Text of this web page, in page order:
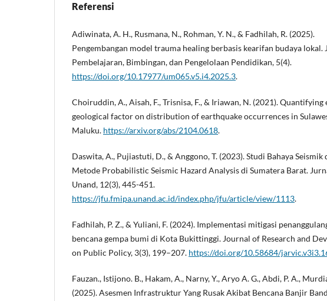
Referensi
Adiwinata, A. H., Rusmana, N., Rohman, Y. N., & Fadhilah, R. (2025).
Pengembangan model trauma healing berbasis kearifan budaya lokal.
Pembelajaran, Bimbingan, dan Pengelolaan Pendidikan, 5(4).
https://doi.org/10.17977/um065.v5.i4.2025.3.
Choiruddin, A., Aisah, F., Trisnisa, F., & Iriawan, N. (2021).
geological factor on distribution of earthquake occurrences in
Maluku. https://arxiv.org/abs/2104.0618.
Daswita, A., Pujiastuti, D., & Anggono, T. (2023). Studi Bahaya Seismik
Metode Probabilistic Seismic Hazard Analysis di Sumatera Barat.
Unand, 12(3), 445-451.
https://jfu.fmipa.unand.ac.id/index.php/jfu/article/view/1113.
Fadhilah, P. Z., & Yuliani, F. (2024). Implementasi mitigasi
bencana gempa bumi di Kota Bukittinggi. Journal of Research and
on Public Policy, 3(3), 199–207. https://doi.org/10.58684/
Fauzan., Istijono. B., Hakam, A., Narny, Y., Aryo A. G., Abdi, P. A.,
(2025). Asesmen Infrastruktur Yang Rusak Akibat Bencana Banjir